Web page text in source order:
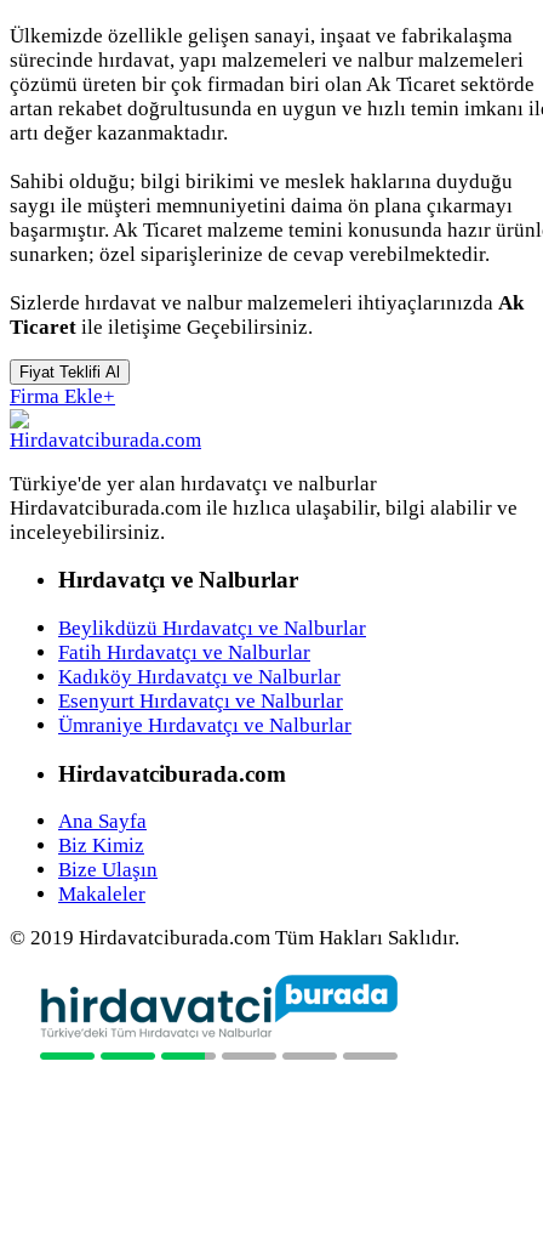
Ülkemizde özellikle gelişen sanayi, inşaat ve fabrikalaşma
sürecinde hırdavat, yapı malzemeleri ve nalbur malzemeleri
çözümü üreten bir çok firmadan biri olan Ak Ticaret sektörde
artan rekabet doğrultusunda en uygun ve hızlı temin imkanı
artı değer kazanmaktadır.
Sahibi olduğu; bilgi birikimi ve meslek haklarına duyduğu
saygı ile müşteri memnuniyetini daima ön plana çıkarmayı
başarmıştır. Ak Ticaret malzeme temini konusunda hazır
sunarken; özel siparişlerinize de cevap verebilmektedir.
Sizlerde hırdavat ve nalbur malzemeleri ihtiyaçlarınızda Ak
Ticaret ile iletişime Geçebilirsiniz.
Fiyat Teklifi Al
Firma Ekle+
Türkiye'de yer alan hırdavatçı ve nalburlar
Hirdavatciburada.com ile hızlıca ulaşabilir, bilgi alabilir ve
inceleyebilirsiniz.
Hırdavatçı ve Nalburlar
Beylikdüzü Hırdavatçı ve Nalburlar
Fatih Hırdavatçı ve Nalburlar
Kadıköy Hırdavatçı ve Nalburlar
Esenyurt Hırdavatçı ve Nalburlar
Ümraniye Hırdavatçı ve Nalburlar
Hirdavatciburada.com
Ana Sayfa
Biz Kimiz
Bize Ulaşın
Makaleler
© 2019 Hirdavatciburada.com Tüm Hakları Saklıdır.